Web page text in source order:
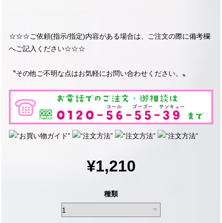
☆☆☆ご依頼(指示/指定)内容がある場合は、ご注文の際に備考欄
へご記入ください☆☆☆
〝その他ご不明な点はお気軽にお問い合わせください。〟
¥1,210
種類